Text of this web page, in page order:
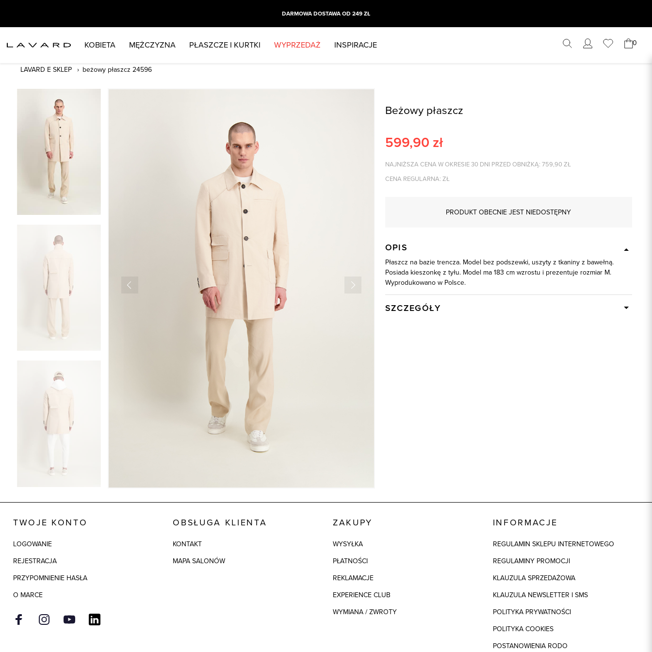
DARMOWA DOSTAWA OD 249 ZŁ
KOBIETA MĘŻCZYZNA PŁASZCZE I KURTKI WYPRZEDAŻ INSPIRACJE 0
LAVARD E SKLEP beżowy płaszcz 24596
Beżowy płaszcz
599,90 zł
NAJNIŻSZA CENA W OKRESIE 30 DNI PRZED OBNIŻKĄ: 759,90 ZŁ
CENA REGULARNA: ZŁ
PRODUKT OBECNIE JEST NIEDOSTĘPNY
OPIS
Płaszcz na bazie trencza. Model bez podszewki, uszyty z tkaniny z bawełną.
Posiada kieszonkę z tyłu. Model ma 183 cm wzrostu i prezentuje rozmiar M.
Wyprodukowano w Polsce.
SZCZEGÓŁY
TWOJE KONTO
LOGOWANIE
REJESTRACJA
PRZYPOMNIENIE HASŁA
O MARCE
OBSŁUGA KLIENTA
KONTAKT
MAPA SALONÓW
ZAKUPY
WYSYŁKA
PŁATNOŚCI
REKLAMACJE
EXPERIENCE CLUB
WYMIANA / ZWROTY
INFORMACJE
REGULAMIN SKLEPU INTERNETOWEGO
REGULAMINY PROMOCJI
KLAUZULA SPRZEDAŻOWA
KLAUZULA NEWSLETTER I SMS
POLITYKA PRYWATNOŚCI
POLITYKA COOKIES
POSTANOWIENIA RODO